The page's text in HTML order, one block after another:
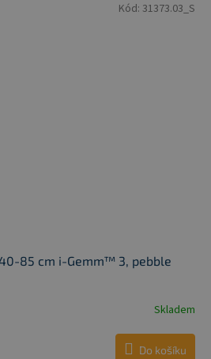
85 cm i-Gemm™ 3, pebble
Skladem
Do košíku
Kód: 31373.03_S